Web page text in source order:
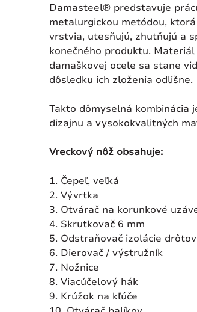
Damasteel® predstavuje
metalurgickou metódou,
vrstvia, utesňujú, zhutňujú a
konečného produktu.
damaškovej ocele sa stane
dôsledku ich zloženia odlišne.
Takto dômyselná kombinácia
dizajnu a vysokokvalitných
Vreckový nôž obsahuje:
1. Čepeľ, veľká
2. Vývrtka
3. Otvárač na korunkové
4. Skrutkovač 6 mm
5. Odstraňovač izolácie drôtov
6. Dierovač / výstružník
7. Nožnice
8. Viacúčelový hák
9. Krúžok na kľúče